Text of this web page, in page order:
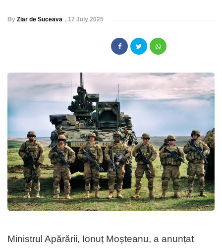
By Ziar de Suceava , 17 July 2025
Ministrul Apărării, Ionuț Moșteanu, a anunțat